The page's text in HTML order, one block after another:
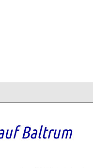
Baltrum